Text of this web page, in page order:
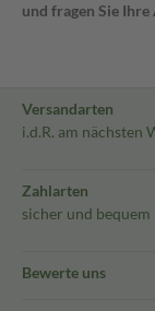
und fragen Sie
Versandarten
i.d.R. am nächsten
Zahlarten
sicher und bequem
Bewerte uns